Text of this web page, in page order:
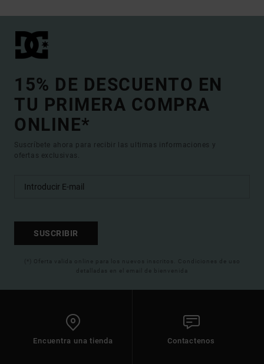
15% DE DESCUENTO EN
TU PRIMERA COMPRA
ONLINE*
Suscríbete ahora para recibir las ultimas informaciones y
ofertas exclusivas.
SUSCRIBIR
(*) Oferta valida online para los nuevos inscritos. Condiciones de uso
detalladas en el email de bienvenida
Encuentra una tienda Contactenos